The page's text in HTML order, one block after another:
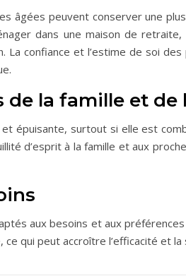
âgées peuvent conserver une
dans une maison de
confiance et l’estime de soi
la famille et de
épuisante, surtout si elle est
d’esprit à la famille et aux
aux besoins et aux
qui peut accroître l’efficacité et